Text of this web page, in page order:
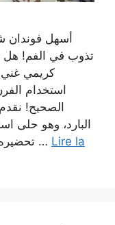
أسهل فوندان
تذوب في الفم! هل
كريمي غني
استخدام
الصحيح!
البارد، وهو حلى
تحضيره وطعمه الذي لا يقاوم. مثالي لمحبي … Lire la